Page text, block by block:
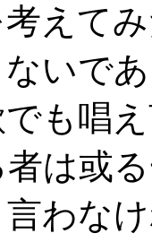
えて
いで
も唱
は或
わな